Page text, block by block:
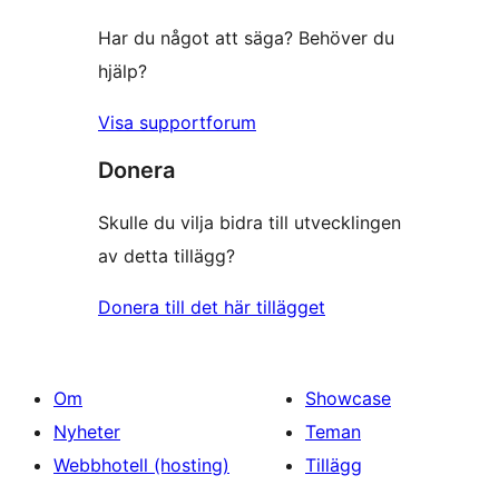
Har du något att säga? Behöver du
hjälp?
Visa supportforum
Donera
Skulle du vilja bidra till utvecklingen
av detta tillägg?
Donera till det här tillägget
Om
Nyheter
Webbhotell (hosting)
Showcase
Teman
Tillägg